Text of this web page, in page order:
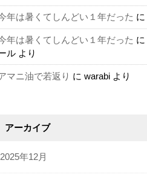
年は暑くてしんどい１年だった に
年は暑くてしんどい１年だった に
ル より
マニ油で若返り に warabi より
アーカイブ
2025年12月